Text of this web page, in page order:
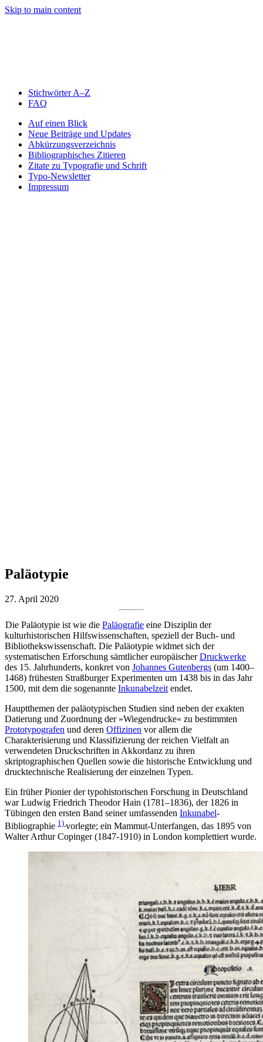
Skip to main content
Stichwörter A–Z
FAQ
Auf einen Blick
Neue Beiträge und Updates
Abkürzungsverzeichnis
Bibliographisches Zitieren
Zitate zu Typografie und Schrift
Typo-Newsletter
Impressum
Paläotypie
27. April 2020
Die Paläotypie ist wie die Paläografie eine Disziplin der
kulturhistorischen Hilfswissenschaften, speziell der Buch- und
Bibliothekswissenschaft. Die Paläotypie widmet sich der
systematischen Erforschung sämtlicher europäischerDruckwerke
des 15. Jahrhunderts, konkret von Johannes Gutenbergs (um 1400–
1468) frühesten Straßburger Experimenten um 1438 bis in das Jahr
1500, mit dem die sogenannte Inkunabelzeit endet.
Hauptthemen der paläotypischen Studien sind neben der exakten
Datierung und Zuordnung der »Wiegendrucke« zu bestimmten
Prototypografen und deren Offizinen vor allem die
Charakterisierung und Klassifizierung der reichen Vielfalt an
verwendeten Druckschriften in Akkordanz zu ihren
skriptographischen Quellen sowie die historische Entwicklung und
drucktechnische Realisierung der einzelnen Typen.
Ein früher Pionier der typohistorischen Forschung in Deutschland
war Ludwig Friedrich Theodor Hain (1781–1836), der 1826 in
Tübingen den ersten Band seiner umfassenden Inkunabel-
Bibliographie 1) vorlegte; ein Mammut-Unterfangen, das 1895 von
Walter Arthur Copinger (1847-1910) in London komplettiert wurde.